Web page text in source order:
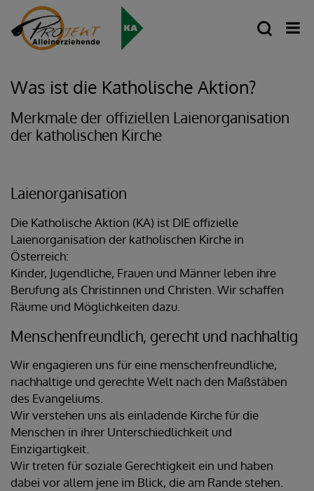
Was ist die Katholische Aktion?
Merkmale der offiziellen Laienorganisation
der katholischen Kirche
Laienorganisation
Die Katholische Aktion (KA) ist DIE offizielle
Laienorganisation der katholischen Kirche in
Österreich:
Kinder, Jugendliche, Frauen und Männer leben ihre
Berufung als Christinnen und Christen. Wir schaffen
Räume und Möglichkeiten dazu.
Menschenfreundlich, gerecht und nachhaltig
Wir engagieren uns für eine menschenfreundliche,
nachhaltige und gerechte Welt nach den Maßstäben
des Evangeliums.
Wir verstehen uns als einladende Kirche für die
Menschen in ihrer Unterschiedlichkeit und
Einzigartigkeit.
Wir treten für soziale Gerechtigkeit ein und haben
dabei vor allem jene im Blick, die am Rande stehen.